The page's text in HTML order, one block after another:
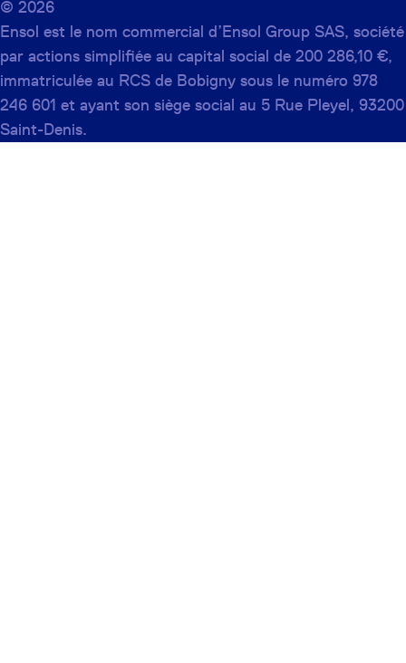
© 2026
Ensol est le nom commercial d’Ensol Group SAS, société
par actions simplifiée au capital social de 200 286,10 €,
immatriculée au RCS de Bobigny sous le numéro 978
246 601 et ayant son siège social au 5 Rue Pleyel, 93200
Saint-Denis.